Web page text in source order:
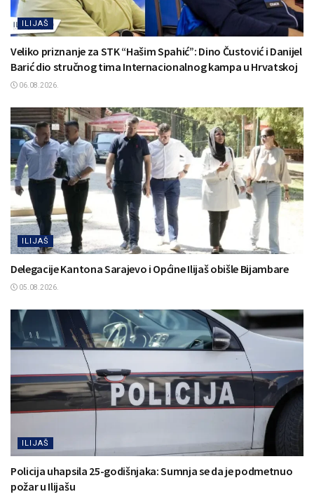
ILIJAŠ
Veliko priznanje za STK “Hašim Spahić”: Dino Čustović i Danijel
Barić dio stručnog tima Internacionalnog kampa u Hrvatskoj
06.08.2026.
ILIJAŠ
Delegacije Kantona Sarajevo i Općine Ilijaš obišle Bijambare
05.08.2026.
ILIJAŠ
Policija uhapsila 25-godišnjaka: Sumnja se da je podmetnuo
požar u Ilijašu